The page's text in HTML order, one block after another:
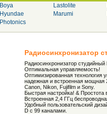
Boya
Hyundae
Photonics
Lastolite
Marumi
Радиосинхронизатор
Радиосинхронизатор
Оптимальная управляемость!
Оптимизированная технология
надежная и встроенная мощная
Canon, Nikon, Fujifilm и Sony.
Быстрая настройка! & Простота
Встроенная 2,4 ГГц
Удобный пользовательский
D с 99 каналами.